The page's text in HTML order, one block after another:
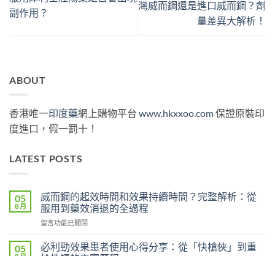
副作用？
灣威而鋼還是進口威而鋼？劑
量差異大解析！
ABOUT
香港唯一印度藥網上購物平台 www.hkxxoo.com保證原裝印
度進口，假一罰十！
LATEST POSTS
05
8 月
威而鋼的起效時間和效果持續時間？完整解析：從
服用到藥效消退的全過程
在
而
鋼
留言功能已關閉
05
必利勁效果患者使用心得分享：從「快槍俠」到重